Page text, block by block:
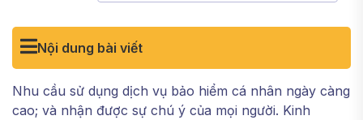
Nội dung bài viết
Nhu cầu sử dụng dịch vụ bảo hiểm cá nhân ngày càng
cao; và nhận được sự chú ý của mọi người. Kinh